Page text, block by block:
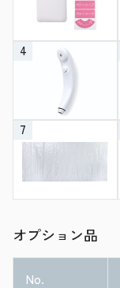
4
7
オプション品
No.